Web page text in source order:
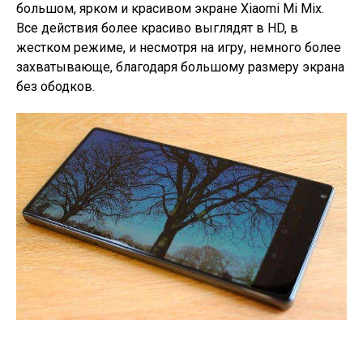
большом, ярком и красивом экране Xiaomi Mi Mix.
Все действия более красиво выглядят в HD, в
жестком режиме, и несмотря на игру, немного более
захватывающе, благодаря большому размеру экрана
без ободков.